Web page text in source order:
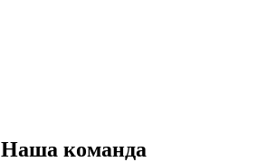
Наша команда